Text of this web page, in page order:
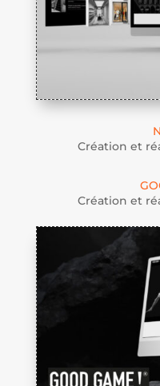
Création et
Création et